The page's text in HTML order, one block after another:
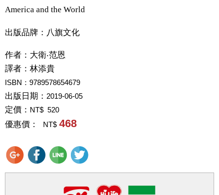
America and the World
出版品牌：八旗文化
作者： 大衛‧范恩
譯者： 林添貴
ISBN：9789578654679
出版日期： 2019-06-05
定價： NT$ 520
優惠價： NT$ 468